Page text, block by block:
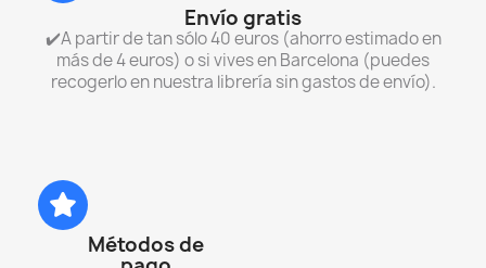
Envío gratis
✔️A partir de tan sólo 40 euros (ahorro estimado en
más de 4 euros) o si vives en Barcelona (puedes
recogerlo en nuestra librería sin gastos de envío).
Métodos de